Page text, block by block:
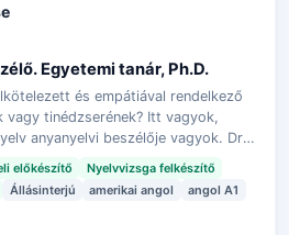
Egyetemi tanár, Ph.D.
és empátiával rendelkező
vagy tinédzserének? Itt vagyok,
anyanyelvi beszélője vagyok. Dr.
előkészítő
Nyelvvizsga felkészítő
Állásinterjú amerikai angol
angol A1